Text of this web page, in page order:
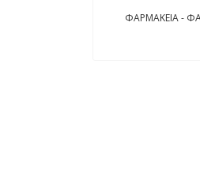
ΦΑΡΜΑΚΕΙΑ -